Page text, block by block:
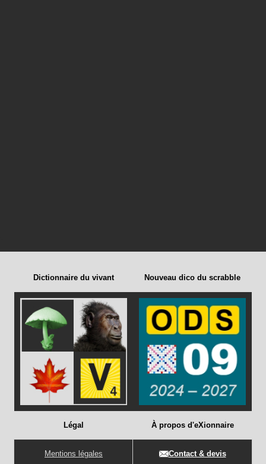
Dictionnaire du vivant Nouveau dico du scrabble
Légal
Mentions légales
À propos d'eXionnaire
Contact & devis